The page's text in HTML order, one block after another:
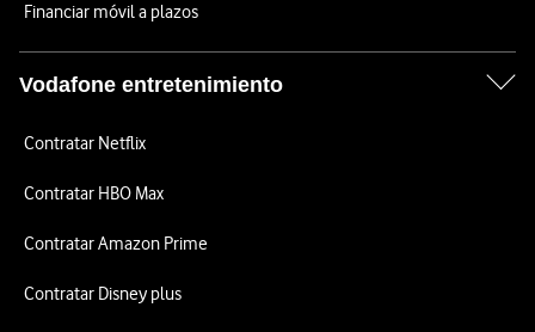
Financiar móvil a plazos
Vodafone entretenimiento
Contratar Netflix
Contratar HBO Max
Contratar Amazon Prime
Contratar Disney plus